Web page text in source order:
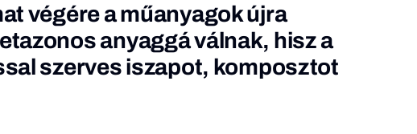
végére a műanyagok újra
anyaggá válnak, hisz a
szerves iszapot, komposztot